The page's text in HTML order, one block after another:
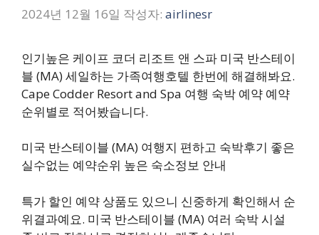
2024년 12월 16일 작성자: airlinesr
인기높은 케이프 코더 리조트 앤 스파 미국 반스테이
블 (MA) 세일하는 가족여행호텔 한번에 해결해봐요.
Cape Codder Resort and Spa 여행 숙박 예약 예약
순위별로 적어봤습니다.
미국 반스테이블 (MA) 여행지 편하고 숙박후기 좋은
실수없는 예약순위 높은 숙소정보 안내
특가 할인 예약 상품도 있으니 신중하게 확인해서 순
위결과예요. 미국 반스테이블 (MA) 여러 숙박 시설